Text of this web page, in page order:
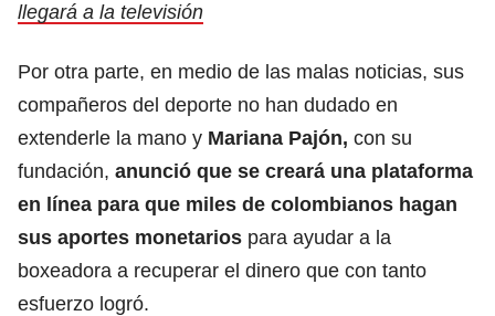
llegará a la televisión
Por otra parte, en medio de las malas noticias, sus
compañeros del deporte no han dudado en
extenderle la mano y Mariana Pajón, con su
fundación, anunció que se creará una plataforma
en línea para que miles de colombianos hagan
sus aportes monetarios para ayudar a la
boxeadora a recuperar el dinero que con tanto
esfuerzo logró.